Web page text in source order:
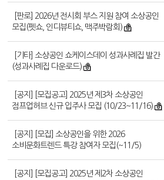
[판로] 2026년 전시회 부스 지원 참여 소상공인
모집(펫쇼, 인디뷰티쇼, 맥주박람회)
[기타] 소상공인 쇼케이스데이 성과사례집 발간
(성과사례집 다운로드)
[공지] [모집공고] 2025년 제3차 소상공인
점프업허브 신규 입주사 모집 (10/23~11/16)
[공지] [모집] 소상공인을 위한 2026
소비문화트렌드 특강 참여자 모집(~11/5)
[공지] [모집공고] 2025년 제2차 소상공인